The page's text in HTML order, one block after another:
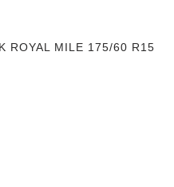
ROYAL MILE 175/60 R15